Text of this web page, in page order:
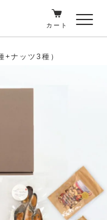
カート
ナッツ3種）